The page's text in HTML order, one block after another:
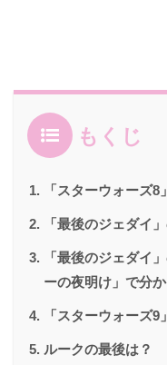
もくじ
「スターウォーズ
「最後のジェダイ
「最後のジェダイ
ーの夜明け」で分か
「スターウォーズ
ルークの最後は？